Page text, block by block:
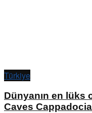
Türkiye
Dünyanın en lüks
Caves